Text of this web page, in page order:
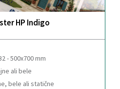
HP Indigo
- 500x700 mm
ali bele
bele ali statične